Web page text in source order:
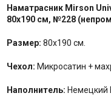
Наматрасник Mirson
80x190 см, №228
Размер: 80x190 см.
Чехол: Микросатин +
Наполнитель: Немецкий